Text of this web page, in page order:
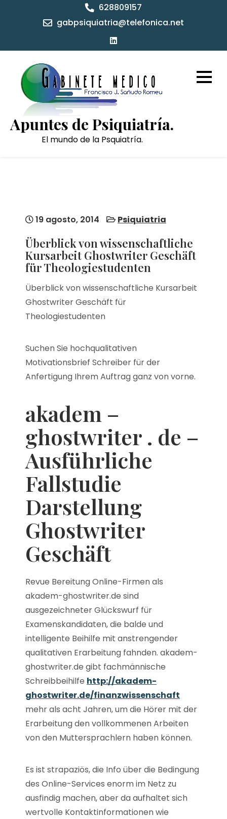
628809157
gabpsiquiatria@telefonica.net
Apuntes de Psiquiatría.
El mundo de la Psquiatría.
19 agosto, 2014 Psiquiatria
Überblick von wissenschaftliche
Kursarbeit Ghostwriter Geschäft
für Theologiestudenten
Überblick von wissenschaftliche Kursarbeit
Ghostwriter Geschäft für
Theologiestudenten
Suchen Sie hochqualitativen
Motivationsbrief Schreiber für der
Anfertigung Ihrem Auftrag ganz von vorne.
akadem –
ghostwriter . de –
Ausführliche
Fallstudie
Darstellung
Ghostwriter
Geschäft
Revue Bereitung Online-Firmen als
akadem-ghostwriter.de sind
ausgezeichneter Glückswurf für
Examenskandidaten, die balde und
intelligente Beihilfe mit anstrengender
qualitativen Erarbeitung fahnden. akadem-
ghostwriter.de gibt fachmännische
Schreibbeihilfe http://akadem-
ghostwriter.de/finanzwissenschaft
mehr als acht Jahren, um die Hörer mit der
Erarbeitung den vollkommenen Arbeiten
von den Muttersprachlern haben können.
Es ist strapaziös, die Info über die Bedingung
des Online-Services enorm im Netz zu
ausfindig machen, aber da aufhaltet sich
wertvolle Kontaktinformationen wie